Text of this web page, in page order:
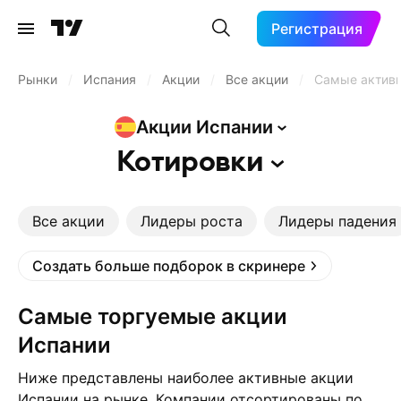
Регистрация
Рынки Испания Акции Все акции Самые
Акции Испании
Котировки
Все акции Лидеры роста Лидеры падения
Создать больше подборок в скринере
Самые торгуемые акции
Испании
Ниже представлены наиболее активные акции